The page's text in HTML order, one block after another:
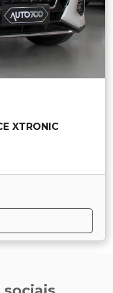
XTRONIC